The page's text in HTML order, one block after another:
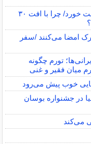
گوشت ۴ هزار تومانی این‌گونه میلیونی قیمت خورد/ چرا با افت ۳۰
امضا می‌کنند /سفر
تورم چگونه
خوب پیش می‌رود
در جشنواره بوسان
می‌کند